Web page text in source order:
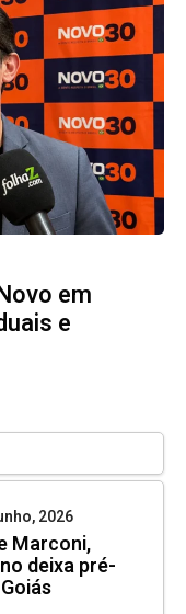
em
e
2026
Marconi,
deixa pré-